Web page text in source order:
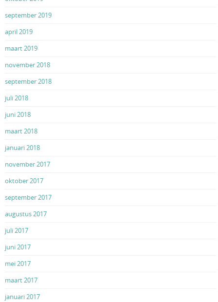
september 2019
april 2019
maart 2019
november 2018
september 2018
juli 2018
juni 2018
maart 2018
januari 2018
november 2017
oktober 2017
september 2017
augustus 2017
juli 2017
juni 2017
mei 2017
maart 2017
januari 2017